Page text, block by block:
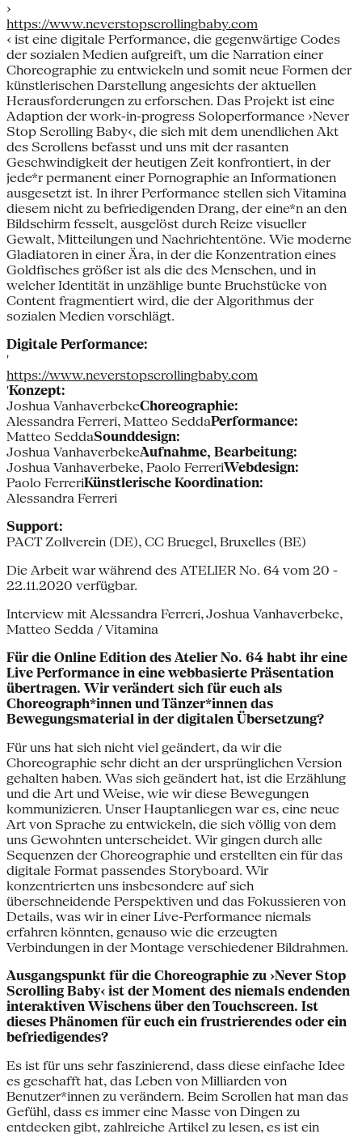
›
https://www.neverstopscrollingbaby.com
‹ ist eine digitale Performance, die gegenwärtige Codes
der sozialen Medien aufgreift, um die Narration einer
Choreographie zu entwickeln und somit neue Formen der
künstlerischen Darstellung angesichts der aktuellen
Herausforderungen zu erforschen. Das Projekt ist eine
Adaption der work-in-progress Soloperformance ›Never
Stop Scrolling Baby‹, die sich mit dem unendlichen Akt
des Scrollens befasst und uns mit der rasanten
Geschwindigkeit der heutigen Zeit konfrontiert, in der
jede*r permanent einer Pornographie an Informationen
ausgesetzt ist. In ihrer Performance stellen sich Vitamina
diesem nicht zu befriedigenden Drang, der eine*n an den
Bildschirm fesselt, ausgelöst durch Reize visueller
Gewalt, Mitteilungen und Nachrichtentöne. Wie moderne
Gladiatoren in einer Ära, in der die Konzentration eines
Goldfisches größer ist als die des Menschen, und in
welcher Identität in unzählige bunte Bruchstücke von
Content fragmentiert wird, die der Algorithmus der
sozialen Medien vorschlägt.
Digitale Performance:
'
https://www.neverstopscrollingbaby.com
'Konzept:
Joshua VanhaverbekeChoreographie:
Alessandra Ferreri, Matteo SeddaPerformance:
Matteo SeddaSounddesign:
Joshua VanhaverbekeAufnahme, Bearbeitung:
Joshua Vanhaverbeke, Paolo FerreriWebdesign:
Paolo FerreriKünstlerische Koordination:
Alessandra Ferreri
Support:
PACT Zollverein (DE), CC Bruegel, Bruxelles (BE)
Die Arbeit war während des ATELIER No. 64 vom 20 -
22.11.2020 verfügbar.
Interview mit Alessandra Ferreri, Joshua Vanhaverbeke,
Matteo Sedda / Vitamina
Für die Online Edition des Atelier No. 64 habt ihr eine
Live Performance in eine webbasierte Präsentation
übertragen. Wir verändert sich für euch als
Choreograph*innen und Tänzer*innen das
Bewegungsmaterial in der digitalen Übersetzung?
Für uns hat sich nicht viel geändert, da wir die
Choreographie sehr dicht an der ursprünglichen Version
gehalten haben. Was sich geändert hat, ist die Erzählung
und die Art und Weise, wie wir diese Bewegungen
kommunizieren. Unser Hauptanliegen war es, eine neue
Art von Sprache zu entwickeln, die sich völlig von dem
uns Gewohnten unterscheidet. Wir gingen durch alle
Sequenzen der Choreographie und erstellten ein für das
digitale Format passendes Storyboard. Wir
konzentrierten uns insbesondere auf sich
überschneidende Perspektiven und das Fokussieren von
Details, was wir in einer Live-Performance niemals
erfahren könnten, genauso wie die erzeugten
Verbindungen in der Montage verschiedener Bildrahmen.
Ausgangspunkt für die Choreographie zu ›Never Stop
Scrolling Baby‹ ist der Moment des niemals endenden
interaktiven Wischens über den Touchscreen. Ist
dieses Phänomen für euch ein frustrierendes oder ein
befriedigendes?
Es ist für uns sehr faszinierend, dass diese einfache Idee
es geschafft hat, das Leben von Milliarden von
Benutzer*innen zu verändern. Beim Scrollen hat man das
Gefühl, dass es immer eine Masse von Dingen zu
entdecken gibt, zahlreiche Artikel zu lesen, es ist ein